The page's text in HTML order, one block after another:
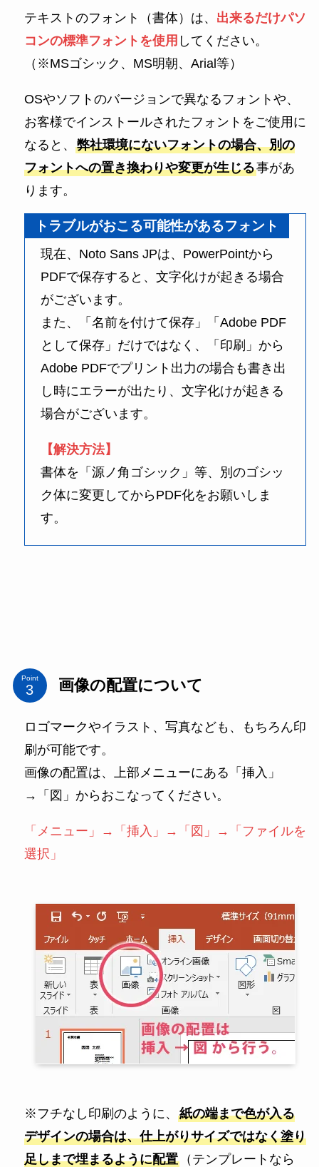
テキストのフォント（書体）は、 出来るだけパソ
コンの標準フォントを使用 してください。
（※MSゴシック、MS明朝、Arial等）
OSやソフトのバージョンで異なるフォントや、
お客様でインストールされたフォントをご使用に
なると、 弊社環境にないフォントの場合、別の
フォントへの置き換わりや変更が生じる事があ
ります。
トラブルがおこる可能性があるフォント
現在、Noto Sans JPは、PowerPointから
PDFで保存すると、文字化けが起きる場合
がございます。
また、「名前を付けて保存」「Adobe PDF
として保存」だけではなく、「印刷」から
Adobe PDFでプリント出力の場合も書き出
し時にエラーが出たり、文字化けが起きる
場合がございます。
【解決方法】
書体を「源ノ角ゴシック」等、別のゴシッ
ク体に変更してからPDF化をお願いしま
す。
Point 画像の配置について
ロゴマークやイラスト、写真なども、もちろん印
刷が可能です。
画像の配置は、上部メニューにある「挿入」
→「図」からおこなってください。
「メニュー」→「挿入」→「図」→「ファイルを
選択」
※フチなし印刷のように、 紙の端まで色が入る
デザインの場合は、仕上がりサイズではなく塗り
足しまで埋まるように配置（テンプレートなら